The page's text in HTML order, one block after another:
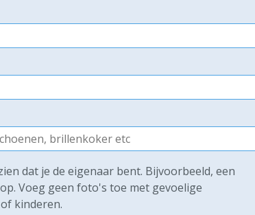
dat je de eigenaar bent. Bijvoorbeeld, een
Voeg geen foto's toe met gevoelige
kinderen.